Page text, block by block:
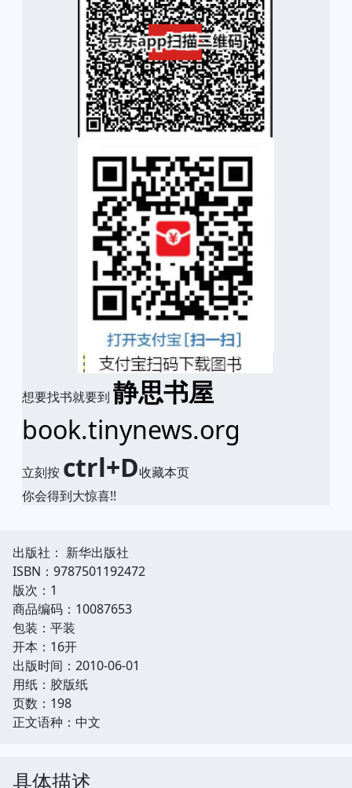
想要找书就要到 静思书屋
book.tinynews.org
立刻按 ctrl+D收藏本页
你会得到大惊喜!!
出版社： 新华出版社
ISBN：9787501192472
版次：1
商品编码：10087653
包装：平装
开本：16开
出版时间：2010-06-01
用纸：胶版纸
页数：198
正文语种：中文
具体描述